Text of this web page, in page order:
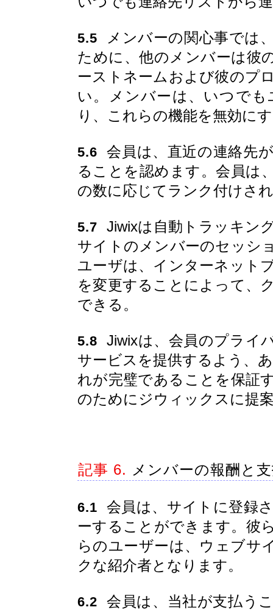
5.5 メンバーの関心事では
ために、他のメンバーは彼
ーストネームおよび彼のプ
い。メンバーは、いつで
り、これらの機能を無効に
5.6 会員は、直近の連絡先
ることを認めます。会員は
の数に応じてランク付けさ
5.7 Jiwixは自動トラッキン
サイトのメンバーのセッシ
ユーザは、インターネット
を変更することによって、
できる。
5.8 Jiwixは、会員のプライ
サービスを提供するよう、
れが完璧であることを保証
のためにジウィックスに提
記事 6. メンバーの報酬と
6.1 会員は、サイトに登録
ーすることができます。彼
らのユーザーは、ウェブサ
クな紹介者となります。
6.2 会員は、当社が支払う